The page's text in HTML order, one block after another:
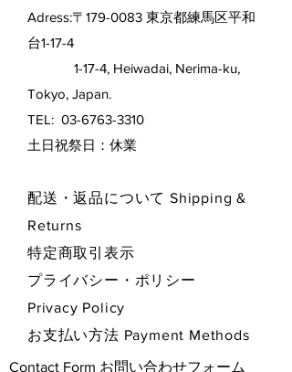
Adress:〒179-0083 東京都練馬区平和
台1-17-4
1-17-4, Heiwadai, Nerima-ku,
Tokyo, Japan.
TEL: 03-6763-3310
​土日祝祭日：休業
配送・返品について Shipping &
Returns
特定商取引表示
プライバシー・ポリシー
Privacy Policy
お支払い方法 Payment Methods
Contact Form お問い合わせフォーム